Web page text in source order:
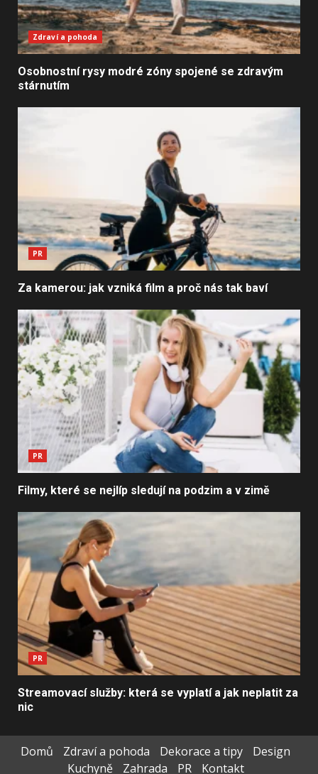
Zdraví a pohoda
Osobnostní rysy modré zóny spojené se zdravým
stárnutím
PR
Za kamerou: jak vzniká film a proč nás tak baví
PR
Filmy, které se nejlíp sledují na podzim a v zimě
PR
Streamovací služby: která se vyplatí a jak neplatit za
nic
Domů Zdraví a pohoda Dekorace a tipy
Design
Kuchyně
Zahrada PR Kontakt